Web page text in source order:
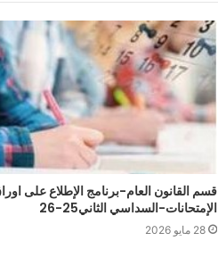
قسم القانون العام-برنامج الإطلاع على
الإمتحانات-السداسي الثاني25-26
28 مايو 2026